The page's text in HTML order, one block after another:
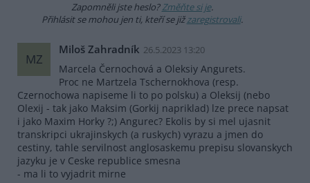
Zapomněli jste heslo?Změňte si je.
Přihlásit se mohou jen ti, kteří se jižzaregistrovali.
MZ
Miloš Zahradník 26.5.2023 13:20
Marcela Černochová a Oleksiy Angurets.
Proc ne Martzela Tschernokhova (resp.
Czernochowa napiseme li to po polsku) a Oleksij (nebo
Olexij - tak jako Maksim (Gorkij napriklad) lze prece napsat
i jako Maxim Horky ?;) Angurec? Ekolis by si mel ujasnit
transkripci ukrajinskych (a ruskych) vyrazu a jmen do
cestiny, tahle servilnost anglosaskemu prepisu slovanskych
jazyku je v Ceske republice smesna
- ma li to vyjadrit mirne